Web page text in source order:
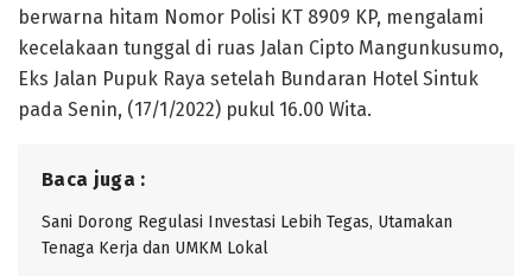
berwarna hitam Nomor Polisi KT 8909 KP, mengalami
kecelakaan tunggal di ruas Jalan Cipto Mangunkusumo,
Eks Jalan Pupuk Raya setelah Bundaran Hotel Sintuk
pada Senin, (17/1/2022) pukul 16.00 Wita.
Baca juga :
Sani Dorong Regulasi Investasi Lebih Tegas, Utamakan
Tenaga Kerja dan UMKM Lokal